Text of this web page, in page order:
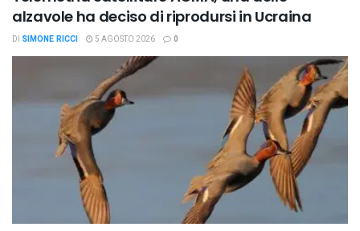
alzavole ha deciso di riprodursi in Ucraina
DI SIMONE RICCI 5 AGOSTO 2026 0